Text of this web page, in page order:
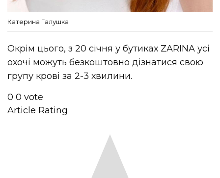
Катерина Галушка
Окрім цього, з 20 січня у бутиках ZARINA усі
охочі можуть безкоштовно дізнатися свою
групу крові за 2-3 хвилини.
0 0 vote
Article Rating